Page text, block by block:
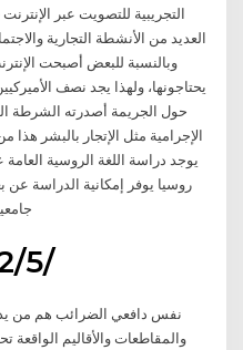
التجريبية للتصويت عبر
العديد من الأنشطة التجارية
وبالنسبة للبعض أصبحت
يحتاجونها، ولهذا يجد نصف
حول الجريمة أصدرته الشرطة
الإجرامية مثل الإتجار بالبشر هذا
يوجد دراسة اللغة الروسية
روسيا يوفر إمكانية الدراسة
5‏‏/5‏‏/1442 بعد الهجرة
والمقاطعات والأقاليم الواقعة